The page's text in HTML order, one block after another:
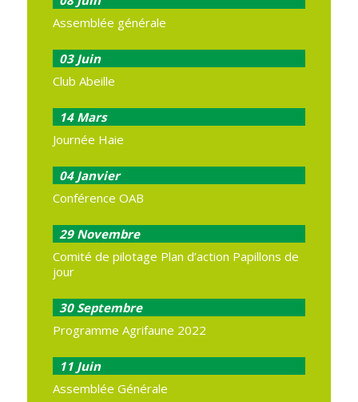
Assemblée générale
03 Juin
Club Abeille
14 Mars
Journée Haie
04 Janvier
Conférence OAB
29 Novembre
Comité de pilotage Plan d’action Papillons de
jour
30 Septembre
Programme Agrifaune 2022
11 Juin
Assemblée Générale